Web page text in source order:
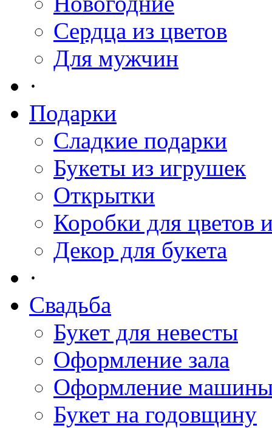
Сердца из цветов
Для мужчин
·
Подарки
Сладкие подарки
Букеты из игрушек
Открытки
Коробки для цветов
Декор для букета
·
Свадьба
Букет для невесты
Оформление зала
Оформление
Букет на годовщину